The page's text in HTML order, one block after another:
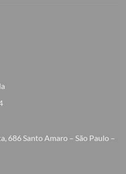
686 Santo Amaro – São Paulo –